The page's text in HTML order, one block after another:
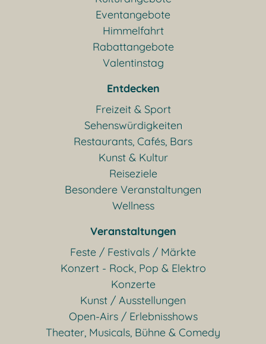
Eventangebote
Himmelfahrt
Rabattangebote
Valentinstag
Entdecken
Freizeit & Sport
Sehenswürdigkeiten
Restaurants, Cafés, Bars
Kunst & Kultur
Reiseziele
Besondere Veranstaltungen
Wellness
Veranstaltungen
Feste / Festivals / Märkte
Konzert - Rock, Pop & Elektro
Konzerte
Kunst / Ausstellungen
Open-Airs / Erlebnisshows
Theater, Musicals, Bühne & Comedy